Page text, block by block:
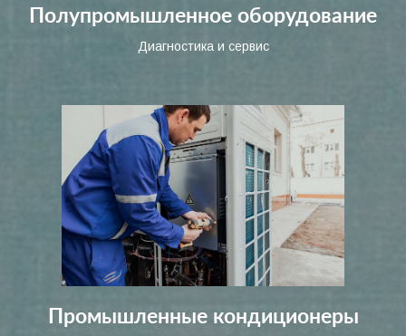
Полупромышленное оборудование
Диагностика и сервис
Промышленные кондиционеры